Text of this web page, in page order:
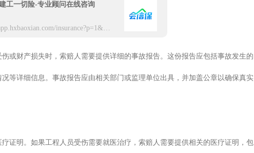
工一切险-专业顾问在线咨询
https://app.hxbaoxian.com/insurance?p=1&l=20&t=5&c=0&sourceType=web
或财产损失时，索赔人需要提供详细的事故报告。这份报告应包括事故发生的
等详细信息。事故报告应由相关部门或监理单位出具，并加盖公章以确保真实
证明。如果工程人员受伤需要就医治疗，索赔人需要提供相关的医疗证明，包